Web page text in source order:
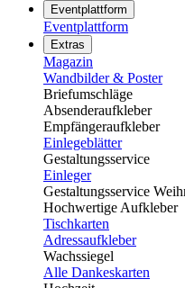
Eventplattform
Eventplattform
Extras
Magazin
Wandbilder & Poster
Briefumschläge
Absenderaufkleber
Empfängeraufkleber
Einlegeblätter
Gestaltungsservice
Einleger
Gestaltungsservice
Hochwertige Aufkleber
Tischkarten
Adressaufkleber
Wachssiegel
Alle Dankeskarten